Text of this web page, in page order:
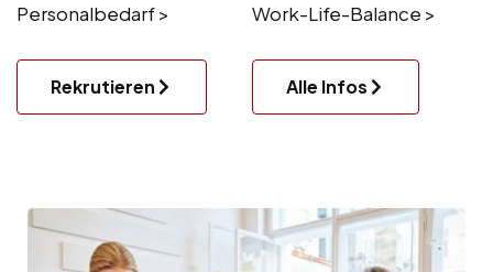
Personalbedarf >
Rekrutieren
Work-Life-Balance >
Alle Infos